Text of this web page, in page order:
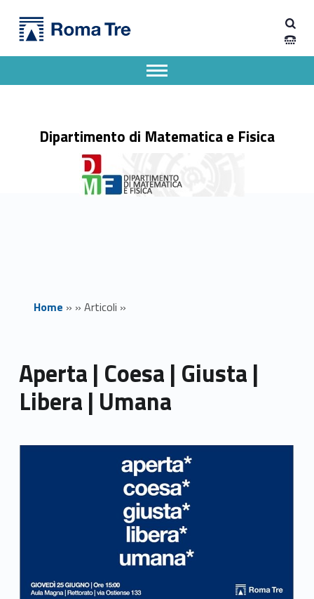
Aperta | Coesa | Giusta | Libera | Umana - Dipartimento di Matematica e Fisica
Dipartimento di Matematica e Fisica dell'Università degli Studi Roma Tre
Dipartimento di Matematica e Fisica
Apri il menu secondario
Header info sidebar
Home » » Articoli »
Aperta | Coesa | Giusta |
Libera | Umana
Link identifier archive #link-archive-thumb-soap-47295